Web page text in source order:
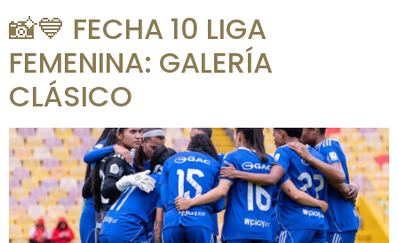
📸💙 FECHA 10 LIGA
FEMENINA: GALERÍA
CLÁSICO